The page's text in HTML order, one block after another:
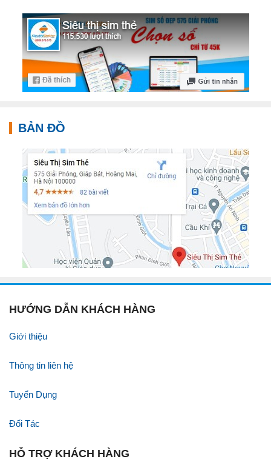
BẢN ĐỒ
HƯỚNG DẪN KHÁCH HÀNG
Giới thiệu
Thông tin liên hệ
Tuyển Dụng
Đối Tác
HỖ TRỢ KHÁCH HÀNG